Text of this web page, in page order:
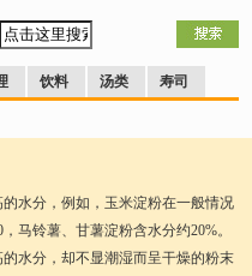
饮料 汤类
寿司
水分，例如，玉米淀粉在一般情况
马铃薯、甘薯淀粉含水分约20%。
水分，却不显潮湿而呈干燥的粉末